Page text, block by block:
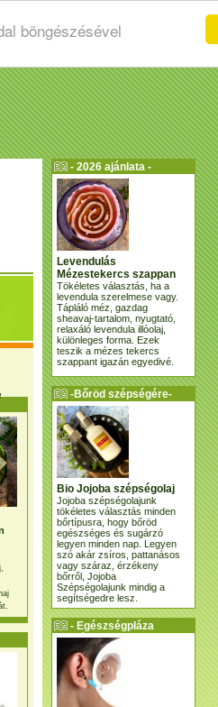
böngészésével
- 2026 ajánlata -
Levendulás
Mézestekercs szappan
Tökéletes választás, ha a
levendula szerelmese vagy.
Tápláló méz, gazdag
sheavaj-tartalom, nyugtató,
relaxáló levendula illóolaj,
különleges forma. Ezek
teszik a mézes tekercs
szappant igazán egyedivé.
-Bőröd szépségére-
Bio Jojoba szépségolaj
Jojoba szépségolajunk
tökéletes választás minden
bőrtípusra, hogy bőröd
egészséges és sugárzó
legyen minden nap. Legyen
szó akár zsíros, pattanásos
vagy száraz, érzékeny
bőrről, Jojoba
Szépségolajunk mindig a
segítségedre lesz.
- Egészségpláza
ajánlatunk -